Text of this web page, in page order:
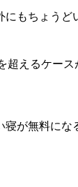
もちょうど
えるケー
が無料に